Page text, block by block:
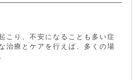
こり、不安になることも多い症
治療とケアを行えば、多くの場